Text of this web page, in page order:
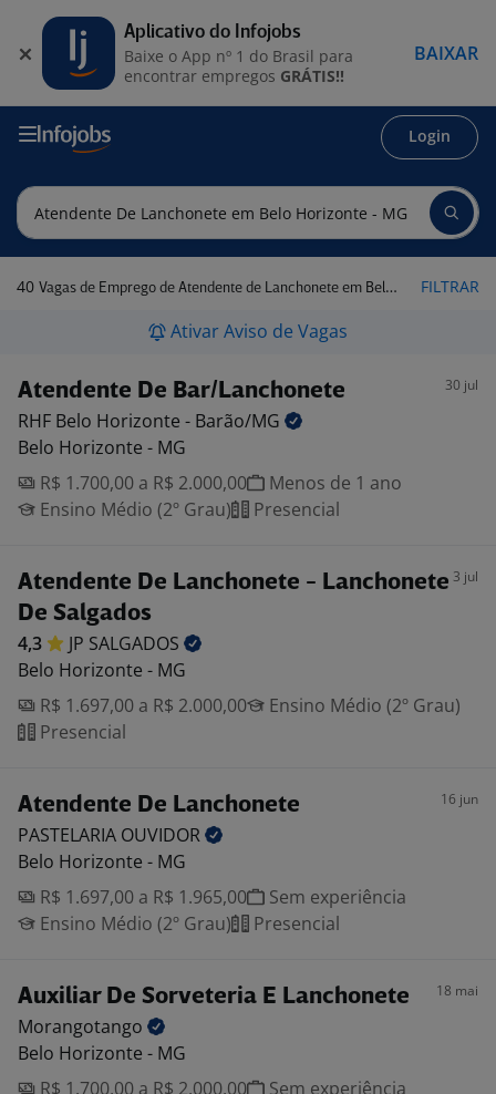
Login
40 Vagas de Emprego de Atendente de Lanchonete em Belo Horizonte - MG FILTRAR
Ativar Aviso de Vagas
Atendente De Bar/Lanchonete 30 jul
RHF Belo Horizonte - Barão/MG
Belo Horizonte - MG
R$ 1.700,00 a R$ 2.000,00
Menos de 1 ano
Ensino Médio (2º Grau)
Presencial
Atendente De Lanchonete - Lanchonete
De Salgados
3 jul
4,3 JP SALGADOS
Belo Horizonte - MG
R$ 1.697,00 a R$ 2.000,00
Ensino Médio (2º Grau)
Presencial
Atendente De Lanchonete 16 jun
PASTELARIA OUVIDOR
Belo Horizonte - MG
R$ 1.697,00 a R$ 1.965,00
Sem experiência
Ensino Médio (2º Grau)
Presencial
Auxiliar De Sorveteria E Lanchonete 18 mai
Morangotango
Belo Horizonte - MG
R$ 1.700,00 a R$ 2.000,00
Sem experiência
Aplicativo do Infojobs
Baixe o App nº 1 do Brasil para
encontrar empregos GRÁTIS!!
BAIXAR